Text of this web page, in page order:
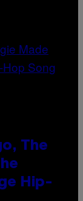
The
Hip-